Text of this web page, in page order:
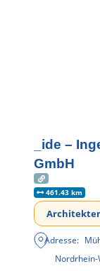
_ide –
GmbH
461.43 km
Adresse: